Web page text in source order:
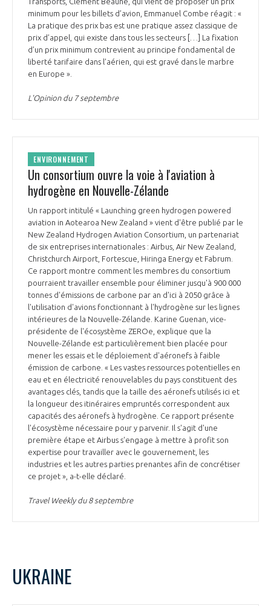
minimum pour les billets d’avion, Emmanuel Combe réagit : «
La pratique des prix bas est une pratique assez classique de
prix d’appel, qui existe dans tous les secteurs […] La fixation
d’un prix minimum contrevient au principe fondamental de
liberté tarifaire dans l’aérien, qui est gravé dans le marbre
en Europe ».
L'Opinion du 7 septembre
ENVIRONNEMENT
Un consortium ouvre la voie à l'aviation à
hydrogène en Nouvelle-Zélande
Un rapport intitulé « Launching green hydrogen powered
aviation in Aotearoa New Zealand » vient d'être publié par le
New Zealand Hydrogen Aviation Consortium, un partenariat
de six entreprises internationales : Airbus, Air New Zealand,
Christchurch Airport, Fortescue, Hiringa Energy et Fabrum.
Ce rapport montre comment les membres du consortium
pourraient travailler ensemble pour éliminer jusqu'à 900 000
tonnes d'émissions de carbone par an d'ici à 2050 grâce à
l'utilisation d'avions fonctionnant à l'hydrogène sur les lignes
intérieures de la Nouvelle-Zélande. Karine Guenan, vice-
présidente de l'écosystème ZEROe, explique que la
Nouvelle-Zélande est particulièrement bien placée pour
mener les essais et le déploiement d'aéronefs à faible
émission de carbone. « Les vastes ressources potentielles en
eau et en électricité renouvelables du pays constituent des
avantages clés, tandis que la taille des aéronefs utilisés ici et
la longueur des itinéraires empruntés correspondent aux
capacités des aéronefs à hydrogène. Ce rapport présente
l'écosystème nécessaire pour y parvenir. Il s'agit d'une
première étape et Airbus s'engage à mettre à profit son
expertise pour travailler avec le gouvernement, les
industries et les autres parties prenantes afin de concrétiser
ce projet », a-t-elle déclaré.
Travel Weekly du 8 septembre
UKRAINE